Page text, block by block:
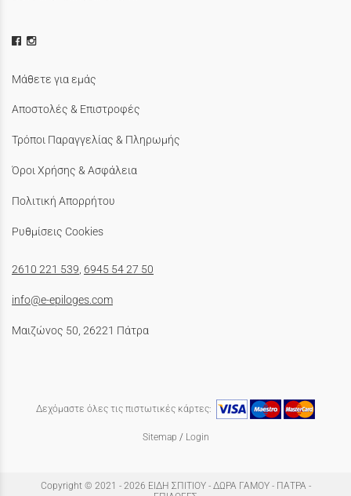
Μάθετε για εμάς
Αποστολές & Επιστροφές
Τρόποι Παραγγελίας & Πληρωμής
Όροι Χρήσης & Ασφάλεια
Πολιτική Απορρήτου
Ρυθμίσεις Cookies
2610 221 539, 6945 54 27 50
info@e-epiloges.com
Μαιζώνος 50, 26221 Πάτρα
Δεχόμαστε όλες τις πιστωτικές κάρτες:
Sitemap / Login
Copyright © 2021 - 2026 ΕΙΔΗ ΣΠΙΤΙΟΥ - ΔΩΡΑ ΓΑΜΟΥ - ΠΑΤΡΑ -